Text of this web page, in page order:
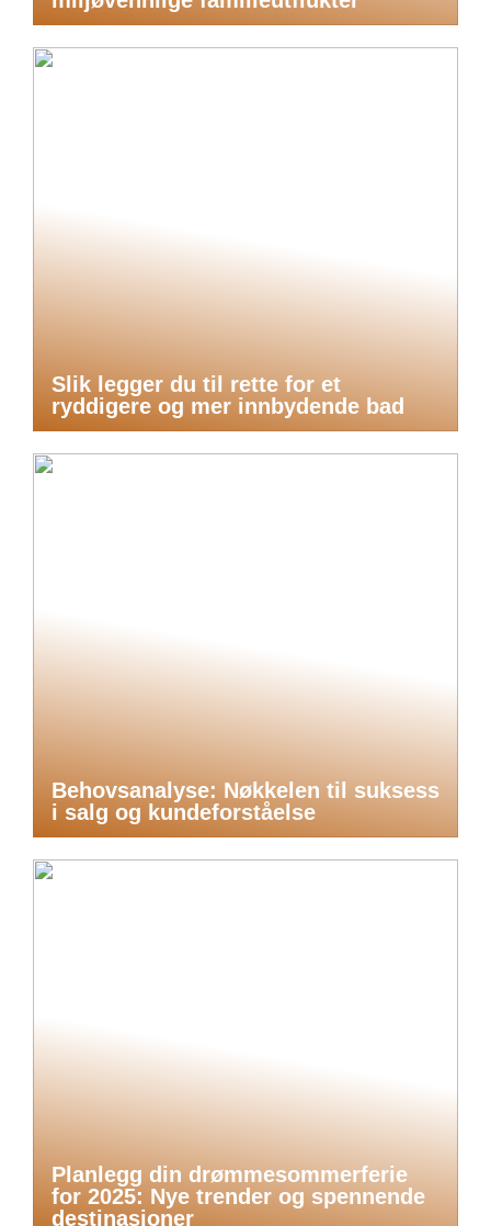
Slik legger du til rette for et
ryddigere og mer innbydende bad
Behovsanalyse: Nøkkelen til suksess
i salg og kundeforståelse
Planlegg din drømmesommerferie
for 2025: Nye trender og spennende
destinasjoner